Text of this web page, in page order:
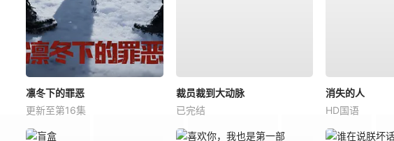
凛冬下的罪恶
更新至第16集
裁员裁到大动脉
已完结
消失的人
HD国语